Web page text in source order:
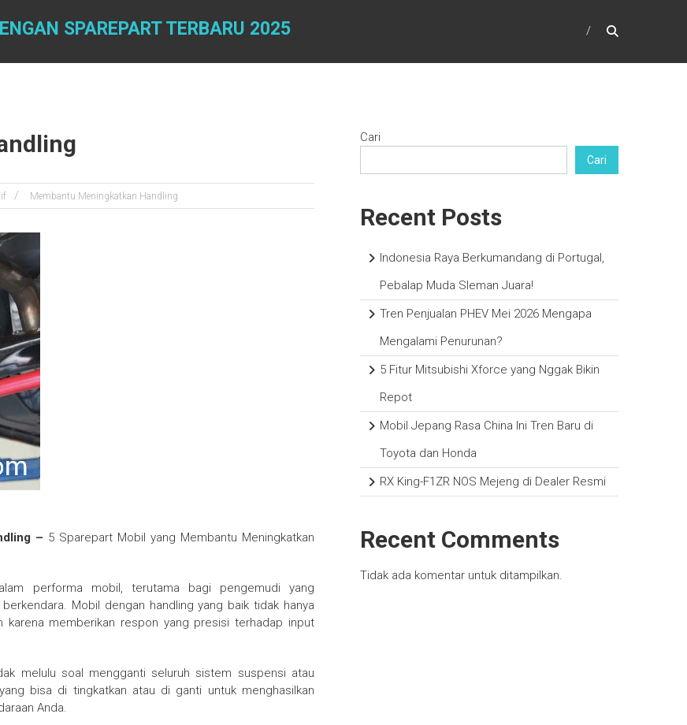
SPAREPART TERBARU 2025
Membantu Meningkatkan Handling
– 5 Sparepart Mobil yang Membantu Meningkatkan
performa mobil, terutama bagi pengemudi yang
Mobil dengan handling yang baik tidak hanya
memberikan respon yang presisi terhadap input
melulu soal mengganti seluruh sistem suspensi atau
yang bisa di tingkatkan atau di ganti untuk menghasilkan
Anda.
Cari
Cari
Recent Posts
Indonesia Raya Berkumandang di Portugal,
Pebalap Muda Sleman Juara!
Tren Penjualan PHEV Mei 2026 Mengapa
Mengalami Penurunan?
5 Fitur Mitsubishi Xforce yang Nggak Bikin
Repot
Mobil Jepang Rasa China Ini Tren Baru di
Toyota dan Honda
RX King-F1ZR NOS Mejeng di Dealer Resmi
Recent Comments
Tidak ada komentar untuk ditampilkan.